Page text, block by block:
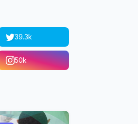
39.3k
50k